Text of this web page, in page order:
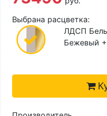
Выбрана расцветка:
ЛДСП
Бежевый